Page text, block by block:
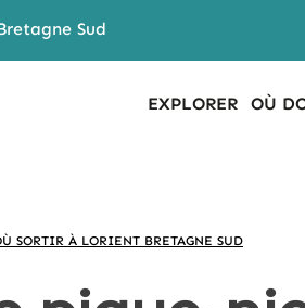
Sud
EXPLORER OÙ
SORTIR À LORIENT BRETAGNE SUD